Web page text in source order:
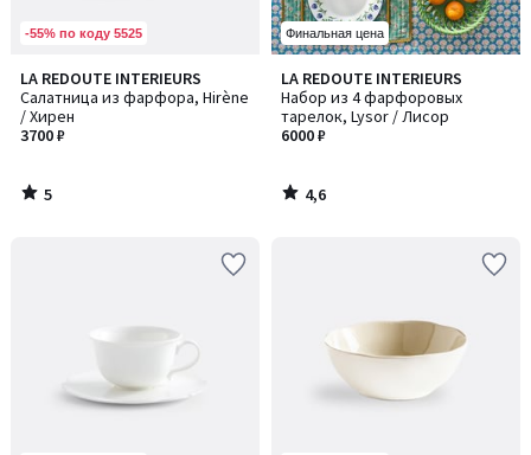
-55% по коду 5525
LA REDOUTE INTERIEURS
Салатница из фарфора, Hirène
/ Хирен
3700 ₽
5
/
5
5
/
Финальная цена
LA REDOUTE INTERIEURS
Набор из 4 фарфоровых
тарелок, Lysor / Лисор
6000 ₽
4,6
/ 5
4,6
/